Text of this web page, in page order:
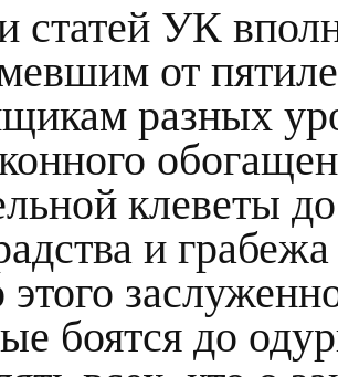
статей УК
от
разных
клеветы
и
боятся до